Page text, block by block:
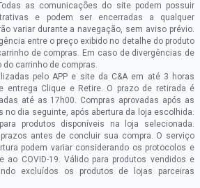
as comunicações do site podem possuir
e podem ser encerradas a qualquer
variar durante a navegação, sem aviso prévio.
entre o preço exibido no detalhe do produto
de compras. Em caso de divergências de
do carrinho de compras.
pelo APP e site da C&A em até 3 horas
entrega Clique e Retire. O prazo de retirada é
até as 17h00. Compras aprovadas após as
no dia seguinte, após abertura da loja escolhida.
produtos disponíveis na loja selecionada.
antes de concluir sua compra. O serviço
podem variar considerando os protocolos e
ao COVID-19. Válido para produtos vendidos e
excluídos os produtos de lojas parceiras